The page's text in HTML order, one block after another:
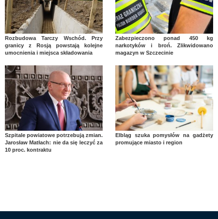
Rozbudowa Tarczy Wschód. Przy
granicy z Rosją powstają kolejne
umocnienia i miejsca składowania
Zabezpieczono ponad 450 kg
narkotyków i broń. Zlikwidowano
magazyn w Szczecinie
Szpitale powiatowe potrzebują zmian.
Jarosław Matłach: nie da się leczyć za
10 proc. kontraktu
Elbląg szuka pomysłów na gadżety
promujące miasto i region